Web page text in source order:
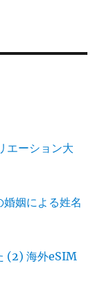
エーション大
姻による姓名
(2) 海外eSIM